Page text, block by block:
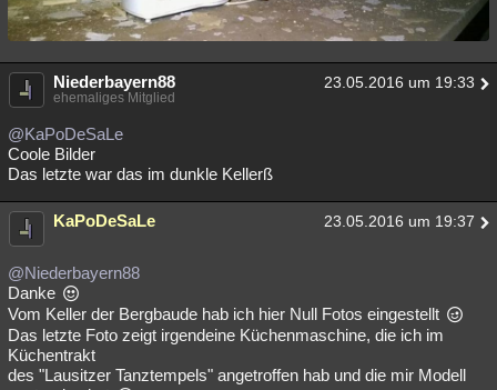
Niederbayern88 23.05.2016 um 19:33
ehemaliges Mitglied
@KaPoDeSaLe
Coole Bilder
Das letzte war das im dunkle Kellerß
KaPoDeSaLe 23.05.2016 um 19:37
@Niederbayern88
Danke
Vom Keller der Bergbaude hab ich hier Null Fotos eingestellt
Das letzte Foto zeigt irgendeine Küchenmaschine, die ich im
Küchentrakt
des "Lausitzer Tanztempels" angetroffen hab und die mir Modell